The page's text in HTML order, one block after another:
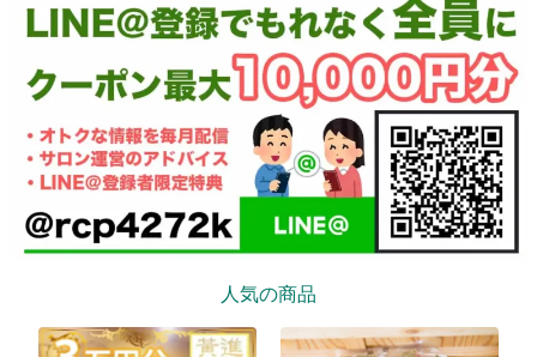
人気の商品